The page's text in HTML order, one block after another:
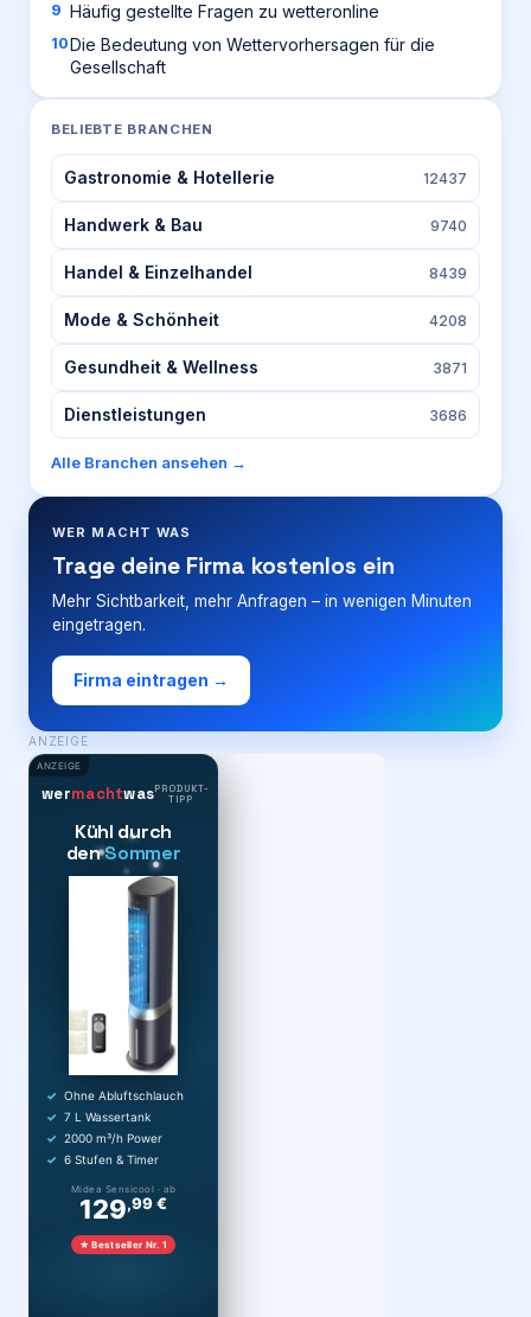
Häufig gestellte Fragen zu wetteronline
Die Bedeutung von Wettervorhersagen für die
Gesellschaft
BELIEBTE BRANCHEN
Gastronomie & Hotellerie 12437
Handwerk & Bau 9740
Handel & Einzelhandel 8439
Mode & Schönheit 4208
Gesundheit & Wellness 3871
Dienstleistungen 3686
Alle Branchen ansehen →
WER MACHT WAS
Trage deine Firma kostenlos ein
Mehr Sichtbarkeit, mehr Anfragen – in wenigen Minuten
eingetragen.
Firma eintragen →
ANZEIGE
ANZEIGE
wermachtwasPRODUKT-
TIPP
Kühl durch
denSommer
Ohne Abluftschlauch
7 L Wassertank
2000 m³/h Power
6 Stufen & Timer
Midea Sensicool · ab
129,99 €
★ Bestseller Nr. 1